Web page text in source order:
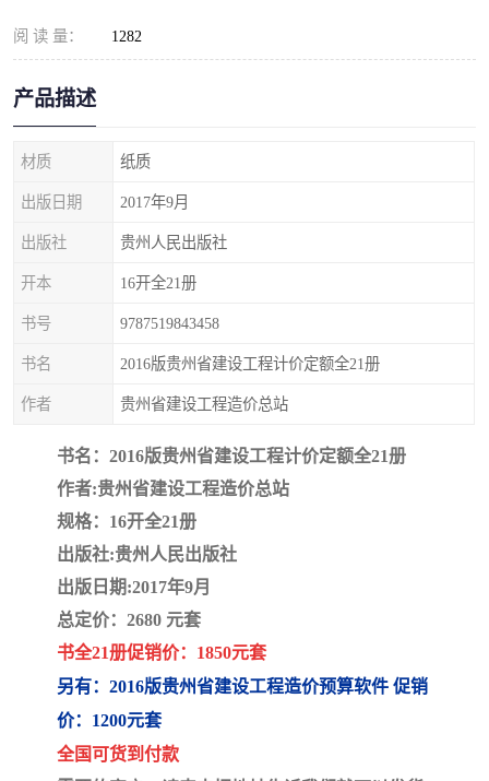
阅 读 量： 1282
产品描述
材质 纸质
出版日期 2017年9月
出版社 贵州人民出版社
开本 16开全21册
书号 9787519843458
书名 2016版贵州省建设工程计价定额全21册
作者 贵州省建设工程造价总站
书名：2016版贵州省建设工程计价定额全21册
作者:贵州省建设工程造价总站
规格：16开全21册
出版社:贵州人民出版社
出版日期:2017年9月
总定价：2680 元套
书全21册促销价：1850元套
另有：2016版贵州省建设工程造价预算软件 促销
价：1200元套
全国可货到付款
额
电子工程概预算定额
疏浚工程预算定额
福建建设工程预算定额
辽宁省工程计价定额
锅炉及压力容器规范国际
性规范ASME
广东省建设工程预算定额
湖北省建设工程预算定额 年考军校教材资料
甘肃省建设工程预算定额
内蒙古建设工程预算定额
陕西建设工程消耗量定额
贵州水利水电定额
青海省建筑工程消耗量定
20kv及以下配电网工程定 地质灾害治理工程质量检